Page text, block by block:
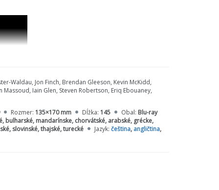
Waldau, Jon Finch, Brendan Gleeson, Kevin McKidd,
Iain Glen, Steven Robertson, Eriq Ebouaney,
Rozmer: 135×170 mm Dĺžka: 145 Obal: Blu-ray
bulharské, mandarínske, chorvátské, arabské, grécke,
slovinské, thajské, turecké
Jazyk: čeština, angličtina,